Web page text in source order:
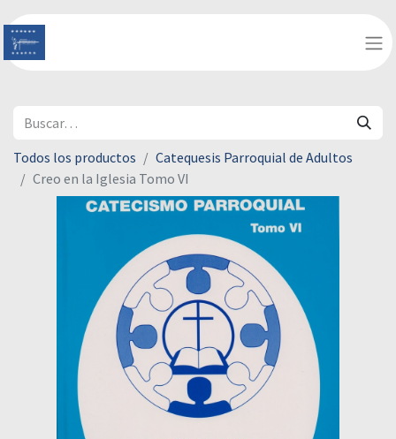
Todos los productos
Catequesis Parroquial de Adultos
Creo en la Iglesia Tomo VI